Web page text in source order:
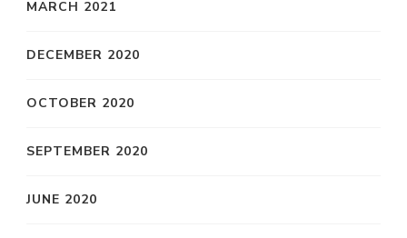
MARCH 2021
DECEMBER 2020
OCTOBER 2020
SEPTEMBER 2020
JUNE 2020